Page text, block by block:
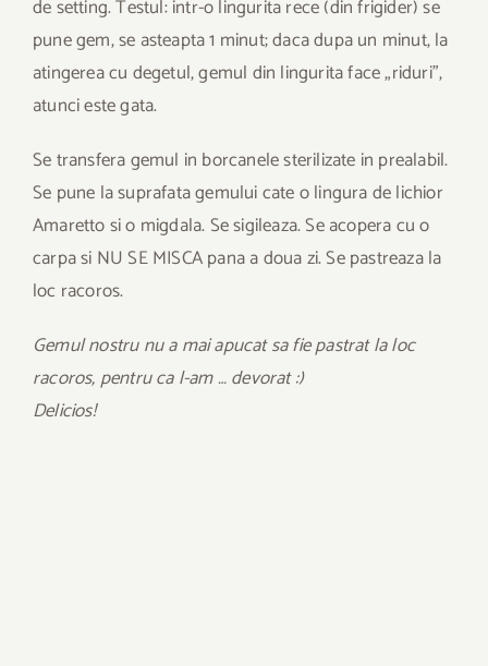
de setting. Testul: intr-o lingurita rece (din frigider) se
pune gem, se asteapta 1 minut; daca dupa un minut, la
atingerea cu degetul, gemul din lingurita face „riduri”,
atunci este gata.
Se transfera gemul in borcanele sterilizate in prealabil.
Se pune la suprafata gemului cate o lingura de lichior
Amaretto si o migdala. Se sigileaza. Se acopera cu o
carpa si NU SE MISCA pana a doua zi. Se pastreaza la
loc racoros.
Gemul nostru nu a mai apucat sa fie pastrat la loc
racoros, pentru ca l-am … devorat :)
Delicios!